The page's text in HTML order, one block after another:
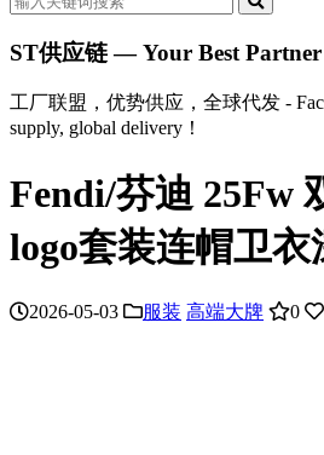
ST供应链 — Your Best Partner
工厂联盟，优势供应，全球代发 -
supply, global delivery！
Fendi/芬迪 25Fw
logo套装连帽卫衣
2026-05-03 服装 高端大牌 0